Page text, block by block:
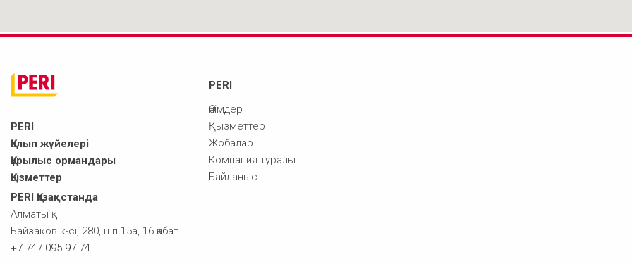
PERI
Қалып жүйелері
Құрылыс ормандары
Қызметтер
PERI Қазақстанда
Алматы қ.
Байзаков к-сі, 280, н.п.15а, 16 қабат
+7 747 095 97 74
PERI
Өнімдер
Қызметтер
Жобалар
Компания туралы
Байланыс